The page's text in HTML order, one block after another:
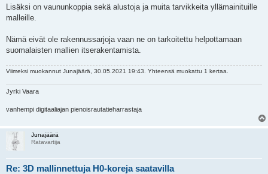
Lisäksi on vaununkoppia sekä alustoja ja muita tarvikkeita yllämainituille
malleille.
Nämä eivät ole rakennussarjoja vaan ne on tarkoitettu helpottamaan
suomalaisten mallien itserakentamista.
Viimeksi muokannut Junajäärä , 30.05.2021 19:43. Yhteensä muokattu 1 kertaa.
Jyrki Vaara
vanhempi digitaaliajan pienoisrautatieharrastaja
Junajäärä
Ratavartija
Re: 3D mallinnettuja H0-koreja saatavilla